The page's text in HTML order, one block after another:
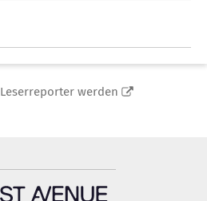
Leserreporter werden